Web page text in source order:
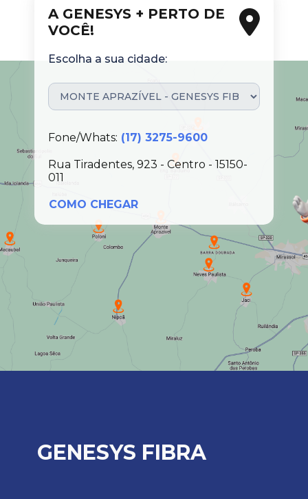
A GENESYS + PERTO DE
VOCÊ!
Escolha a sua cidade:
Fone/Whats: (17) 3275-9600
Rua Tiradentes, 923 - Centro - 15150-
011
COMO CHEGAR
GENESYS FIBRA